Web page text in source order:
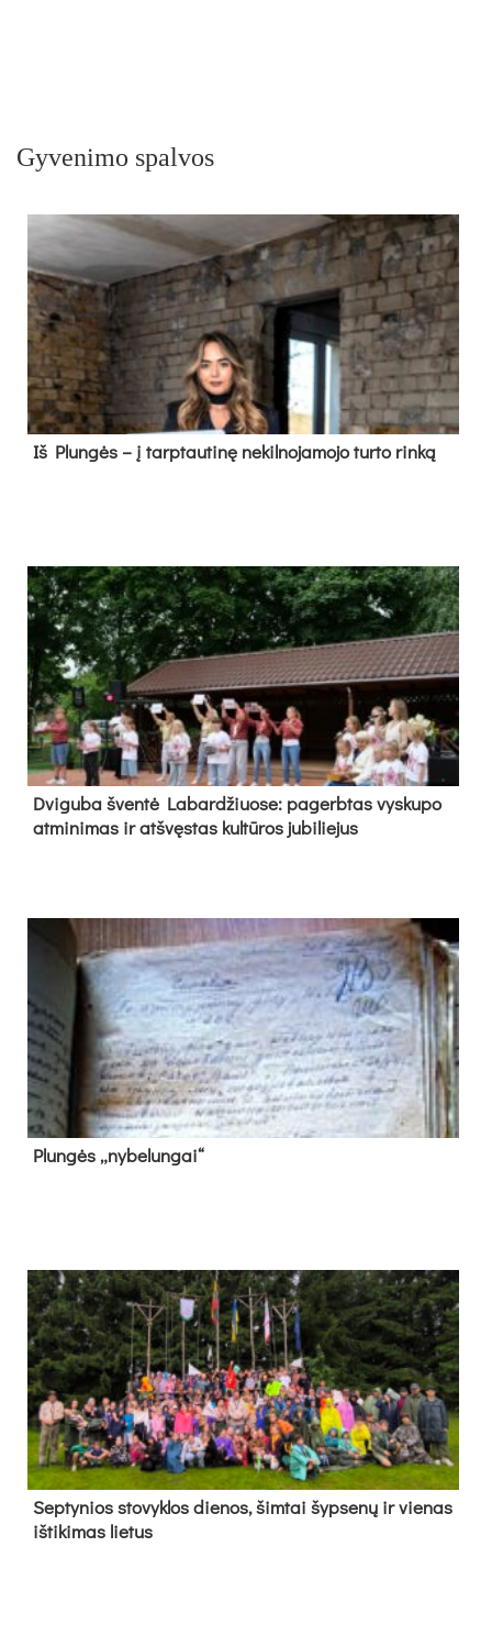
Gyvenimo spalvos
Iš Plungės – į tarptautinę nekilnojamojo turto rinką
Dvi­gu­ba šven­tė La­bar­džiuo­se: pa­gerb­tas vys­ku­po
at­mi­ni­mas ir at­švęs­tas kul­tū­ros ju­bi­lie­jus
Plun­gės „ny­be­lun­gai“
Sep­ty­nios sto­vyk­los die­nos, šim­tai šyp­se­nų ir vie­nas
iš­ti­ki­mas lie­tus